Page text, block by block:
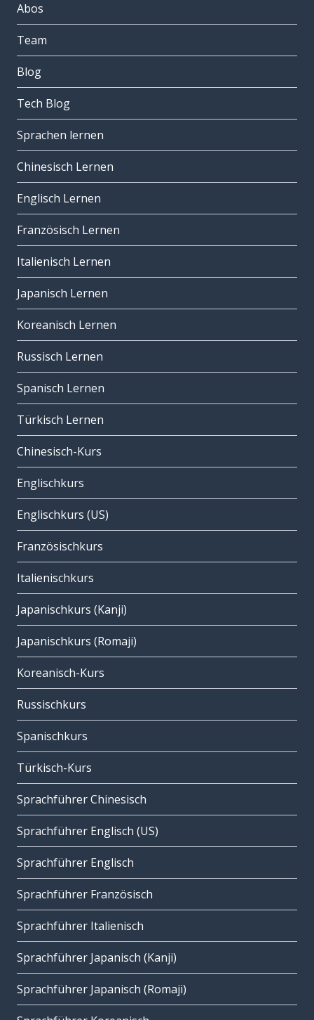
Abos
Team
Blog
Tech Blog
Sprachen lernen
Chinesisch Lernen
Englisch Lernen
Französisch Lernen
Italienisch Lernen
Japanisch Lernen
Koreanisch Lernen
Russisch Lernen
Spanisch Lernen
Türkisch Lernen
Chinesisch-Kurs
Englischkurs
Englischkurs (US)
Französischkurs
Italienischkurs
Japanischkurs (Kanji)
Japanischkurs (Romaji)
Koreanisch-Kurs
Russischkurs
Spanischkurs
Türkisch-Kurs
Sprachführer Chinesisch
Sprachführer Englisch (US)
Sprachführer Englisch
Sprachführer Französisch
Sprachführer Italienisch
Sprachführer Japanisch (Kanji)
Sprachführer Japanisch (Romaji)